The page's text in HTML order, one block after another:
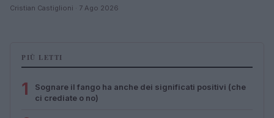
Cristian Castiglioni · 7 Ago 2026
PIÙ LETTI
1
Sognare il fango ha anche dei significati positivi (che
ci crediate o no)